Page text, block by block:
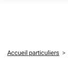
Accueil particuliers >